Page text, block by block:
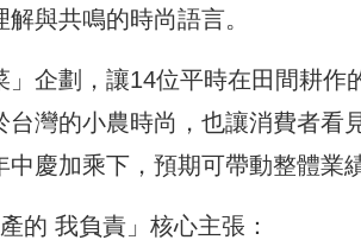
與共鳴的時尚語言。
企劃，讓14位平時在田間耕作
灣的小農時尚，也讓消費者看
慶加乘下，預期可帶動整體業
的 我負責」核心主張：